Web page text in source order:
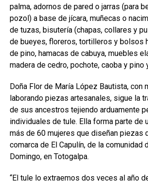
palma, adornos de pared o jarras (para
pozol) a base de jícara, muñecas o
de tuzas, bisutería (chapas, collares y
de bueyes, floreros, tortilleros y bolsos
de pino, hamacas de cabuya, muebles
madera de cedro, pochote, caoba y pino
Doña Flor de María López Bautista, con
laborando piezas artesanales, sigue la
de sus ancestros tejiendo arduamente
individuales de tule. Ella forma parte de
más de 60 mujeres que diseñan piezas
comarca de El Capulín, de la comunidad
Domingo, en Totogalpa.
“El tule lo extraemos dos veces al año